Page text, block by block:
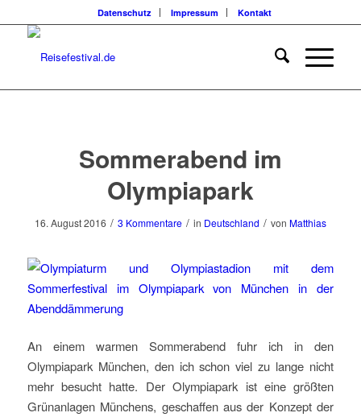
Datenschutz Impressum Kontakt
Sommerabend im
Olympiapark
16. August 2016 / 3 Kommentare / in Deutschland / von Matthias
An einem warmen Sommerabend fuhr ich in den
Olympiapark München, den ich schon viel zu lange nicht
mehr besucht hatte. Der Olympiapark ist eine größten
Grünanlagen Münchens, geschaffen aus der Konzept der